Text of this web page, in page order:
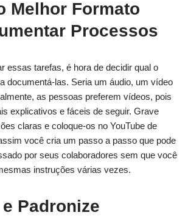
Melhor Formato
Processos
essas tarefas, é hora de decidir qual o
documentá-las. Seria um áudio, um vídeo
as pessoas preferem vídeos, pois
explicativos e fáceis de seguir. Grave
claras e coloque-os no YouTube de
você cria um passo a passo que pode
por seus colaboradores sem que você
instruções várias vezes.
Padronize